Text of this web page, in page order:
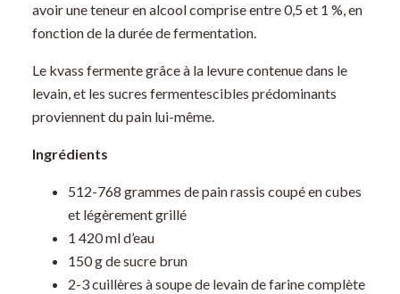
avoir une teneur en alcool comprise entre 0,5 et 1 %, en
fonction de la durée de fermentation.
Le kvass fermente grâce à la levure contenue dans le
levain, et les sucres fermentescibles prédominants
proviennent du pain lui-même.
Ingrédients
512-768 grammes de pain rassis coupé en cubes
et légèrement grillé
1 420 ml d’eau
150 g de sucre brun
2-3 cuillères à soupe de levain de farine complète